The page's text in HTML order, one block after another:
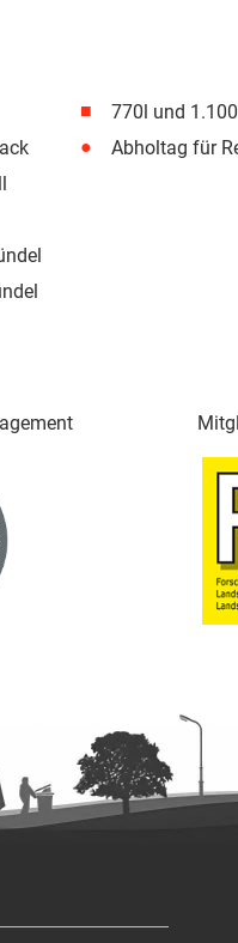
■
770l und
●
Abholtag für